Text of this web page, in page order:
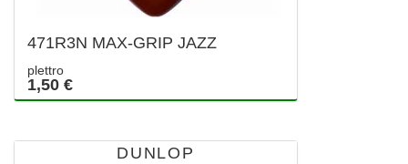
471R3N MAX-GRIP JAZZ
plettro
1,50 €
DUNLOP